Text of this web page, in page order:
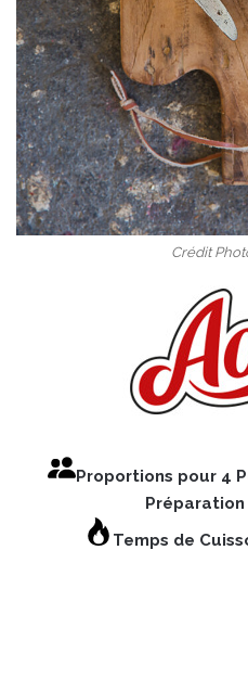
Crédit
Proportions pour 4
Temps de